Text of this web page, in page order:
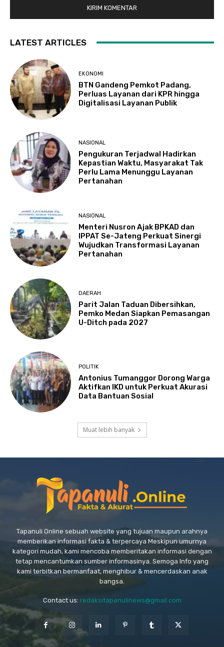
LATEST ARTICLES
EKONOMI
BTN Gandeng Pemkot Padang,
Perluas Layanan dari KPR hingga
Digitalisasi Layanan Publik
NASIONAL
Pengukuran Terjadwal Hadirkan
Kepastian Waktu, Masyarakat Tak
Perlu Lama Menunggu Layanan
Pertanahan
NASIONAL
Menteri Nusron Ajak BPKAD dan
IPPAT Se-Jateng Perkuat Sinergi
Wujudkan Transformasi Layanan
Pertanahan
DAERAH
Parit Jalan Taduan Dibersihkan,
Pemko Medan Siapkan Pemasangan
U-Ditch pada 2027
POLITIK
Antonius Tumanggor Dorong Warga
Aktifkan IKD untuk Perkuat Akurasi
Data Bantuan Sosial
Muat lebih banyak
Tapanuli Online sebuah website yang tujuan maupun arahnya
memberikan informasi fakta & terpercaya Meskipun umurnya
kategori mudah, kami mencoba memberitakan informasi dengan
tetap mencantumkan sumber informasinya. Semoga Info yang
kami terbitkan bermanfaat, menghibur & mencerdaskan anak
bangsa.
Contact us: redaksitapanulinews@gmail.com